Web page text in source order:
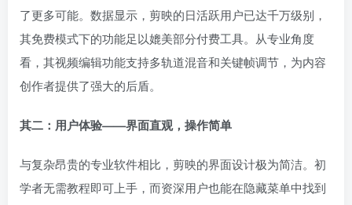
了更多可能。数据显示，剪映的日活跃用户已达千万级别，
其免费模式下的功能足以媲美部分付费工具。从专业角度
看，其视频编辑功能支持多轨道混音和关键帧调节，为内容
创作者提供了强大的后盾。
其二：用户体验——界面直观，操作简单
与复杂昂贵的专业软件相比，剪映的界面设计极为简洁。初
学者无需教程即可上手，而资深用户也能在隐藏菜单中找到